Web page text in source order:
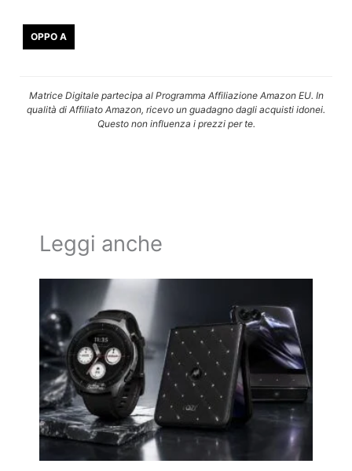
OPPO A
Matrice Digitale partecipa al Programma Affiliazione Amazon EU. In
qualità di Affiliato Amazon, ricevo un guadagno dagli acquisti idonei.
Questo non influenza i prezzi per te.
Leggi anche